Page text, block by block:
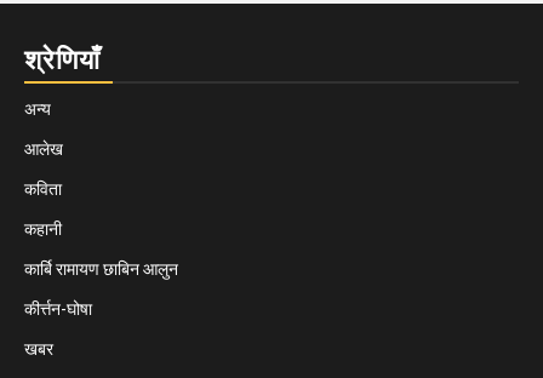
श्रेणियाँ
अन्य
आलेख
कविता
कहानी
कार्बि रामायण छाबिन आलुन
कीर्त्तन-घोषा
खबर